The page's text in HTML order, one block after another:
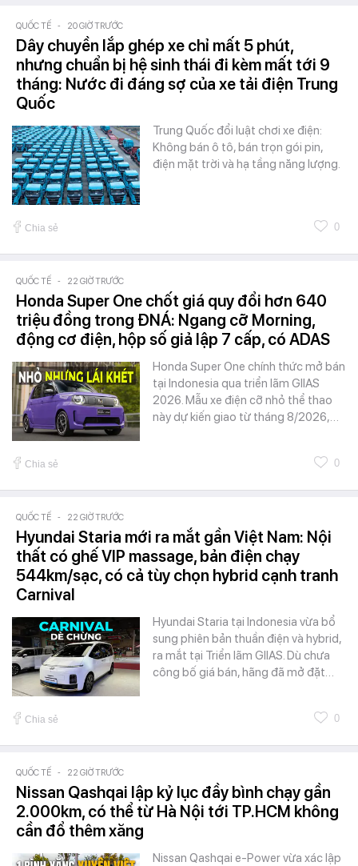
QUỐC TẾ - 20 GIỜ TRƯỚC
Dây chuyền lắp ghép xe chỉ mất 5 phút,
nhưng chuẩn bị hệ sinh thái đi kèm mất tới 9
tháng: Nước đi đáng sợ của xe tải điện Trung
Quốc
Trung Quốc đổi luật chơi xe điện:
Không bán ô tô, bán trọn gói pin,
điện mặt trời và hạ tầng năng lượng.
Chia sẻ 0
QUỐC TẾ - 22 GIỜ TRƯỚC
Honda Super One chốt giá quy đổi hơn 640
triệu đồng trong ĐNÁ: Ngang cỡ Morning,
động cơ điện, hộp số giả lập 7 cấp, có ADAS
Honda Super One chính thức mở bán
tại Indonesia qua triển lãm GIIAS
2026. Mẫu xe điện cỡ nhỏ thể thao
này dự kiến giao từ tháng 8/2026,…
Chia sẻ 0
QUỐC TẾ - 22 GIỜ TRƯỚC
Hyundai Staria mới ra mắt gần Việt Nam: Nội
thất có ghế VIP massage, bản điện chạy
544km/sạc, có cả tùy chọn hybrid cạnh tranh
Carnival
Hyundai Staria tại Indonesia vừa bổ
sung phiên bản thuần điện và hybrid,
ra mắt tại Triển lãm GIIAS. Dù chưa
công bố giá bán, hãng đã mở đặt…
Chia sẻ 0
QUỐC TẾ - 22 GIỜ TRƯỚC
Nissan Qashqai lập kỷ lục đầy bình chạy gần
2.000km, có thể từ Hà Nội tới TP.HCM không
cần đổ thêm xăng
Nissan Qashqai e-Power vừa xác lập